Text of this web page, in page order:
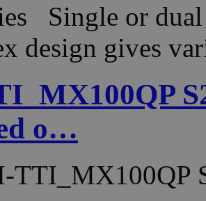
Single or
design gives
o…
TTI_MX100QP